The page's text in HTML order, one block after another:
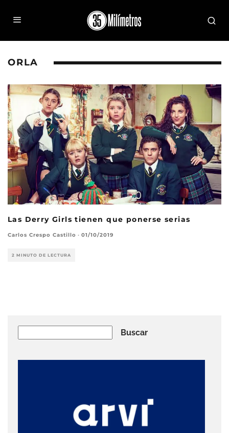
ORLA
Las Derry Girls tienen que ponerse serias
Carlos Crespo Castillo · 01/10/2019
2 MINUTO DE LECTURA
Buscar